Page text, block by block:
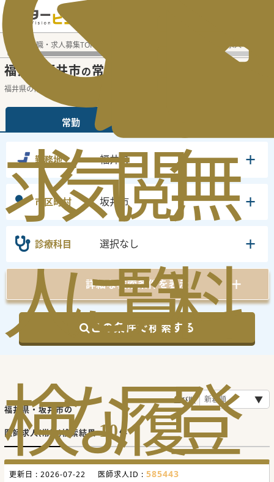
求
人
検
気
に
な
閲
覧
履
無
料
登
医師転職・求人募集TOP 福井県 医師求人
福井県坂井市の常勤医師求人・転職情報
福井県の常勤の医師求人の検索結果です。
常勤
勤務地 福井県
市区町村 坂井市
診療科目 選択なし
詳細な検索条件を表示
この条件で検索する
福井県・坂井市の
医師求人(常勤)検索結果10件
並び順
更新日 : 2026-07-22 医師求人ID : 585443